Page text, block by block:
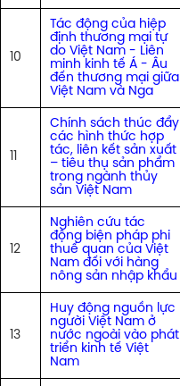
10
Tác động của hiệp
định thương mại tự
do Việt Nam - Liên
minh kinh tế Á - Âu
đến thương mại giữa
Việt Nam và Nga
11
Chính sách thúc đẩy
các hình thức hợp
tác, liên kết sản xuất
– tiêu thụ sản phẩm
trong ngành thủy
sản Việt Nam
12
Nghiên cứu tác
động biện pháp phi
thuế quan của Việt
Nam đối với hàng
nông sản nhập khẩu
13
Huy động nguồn lực
người Việt Nam ở
nước ngoài vào phát
triển kinh tế Việt
Nam